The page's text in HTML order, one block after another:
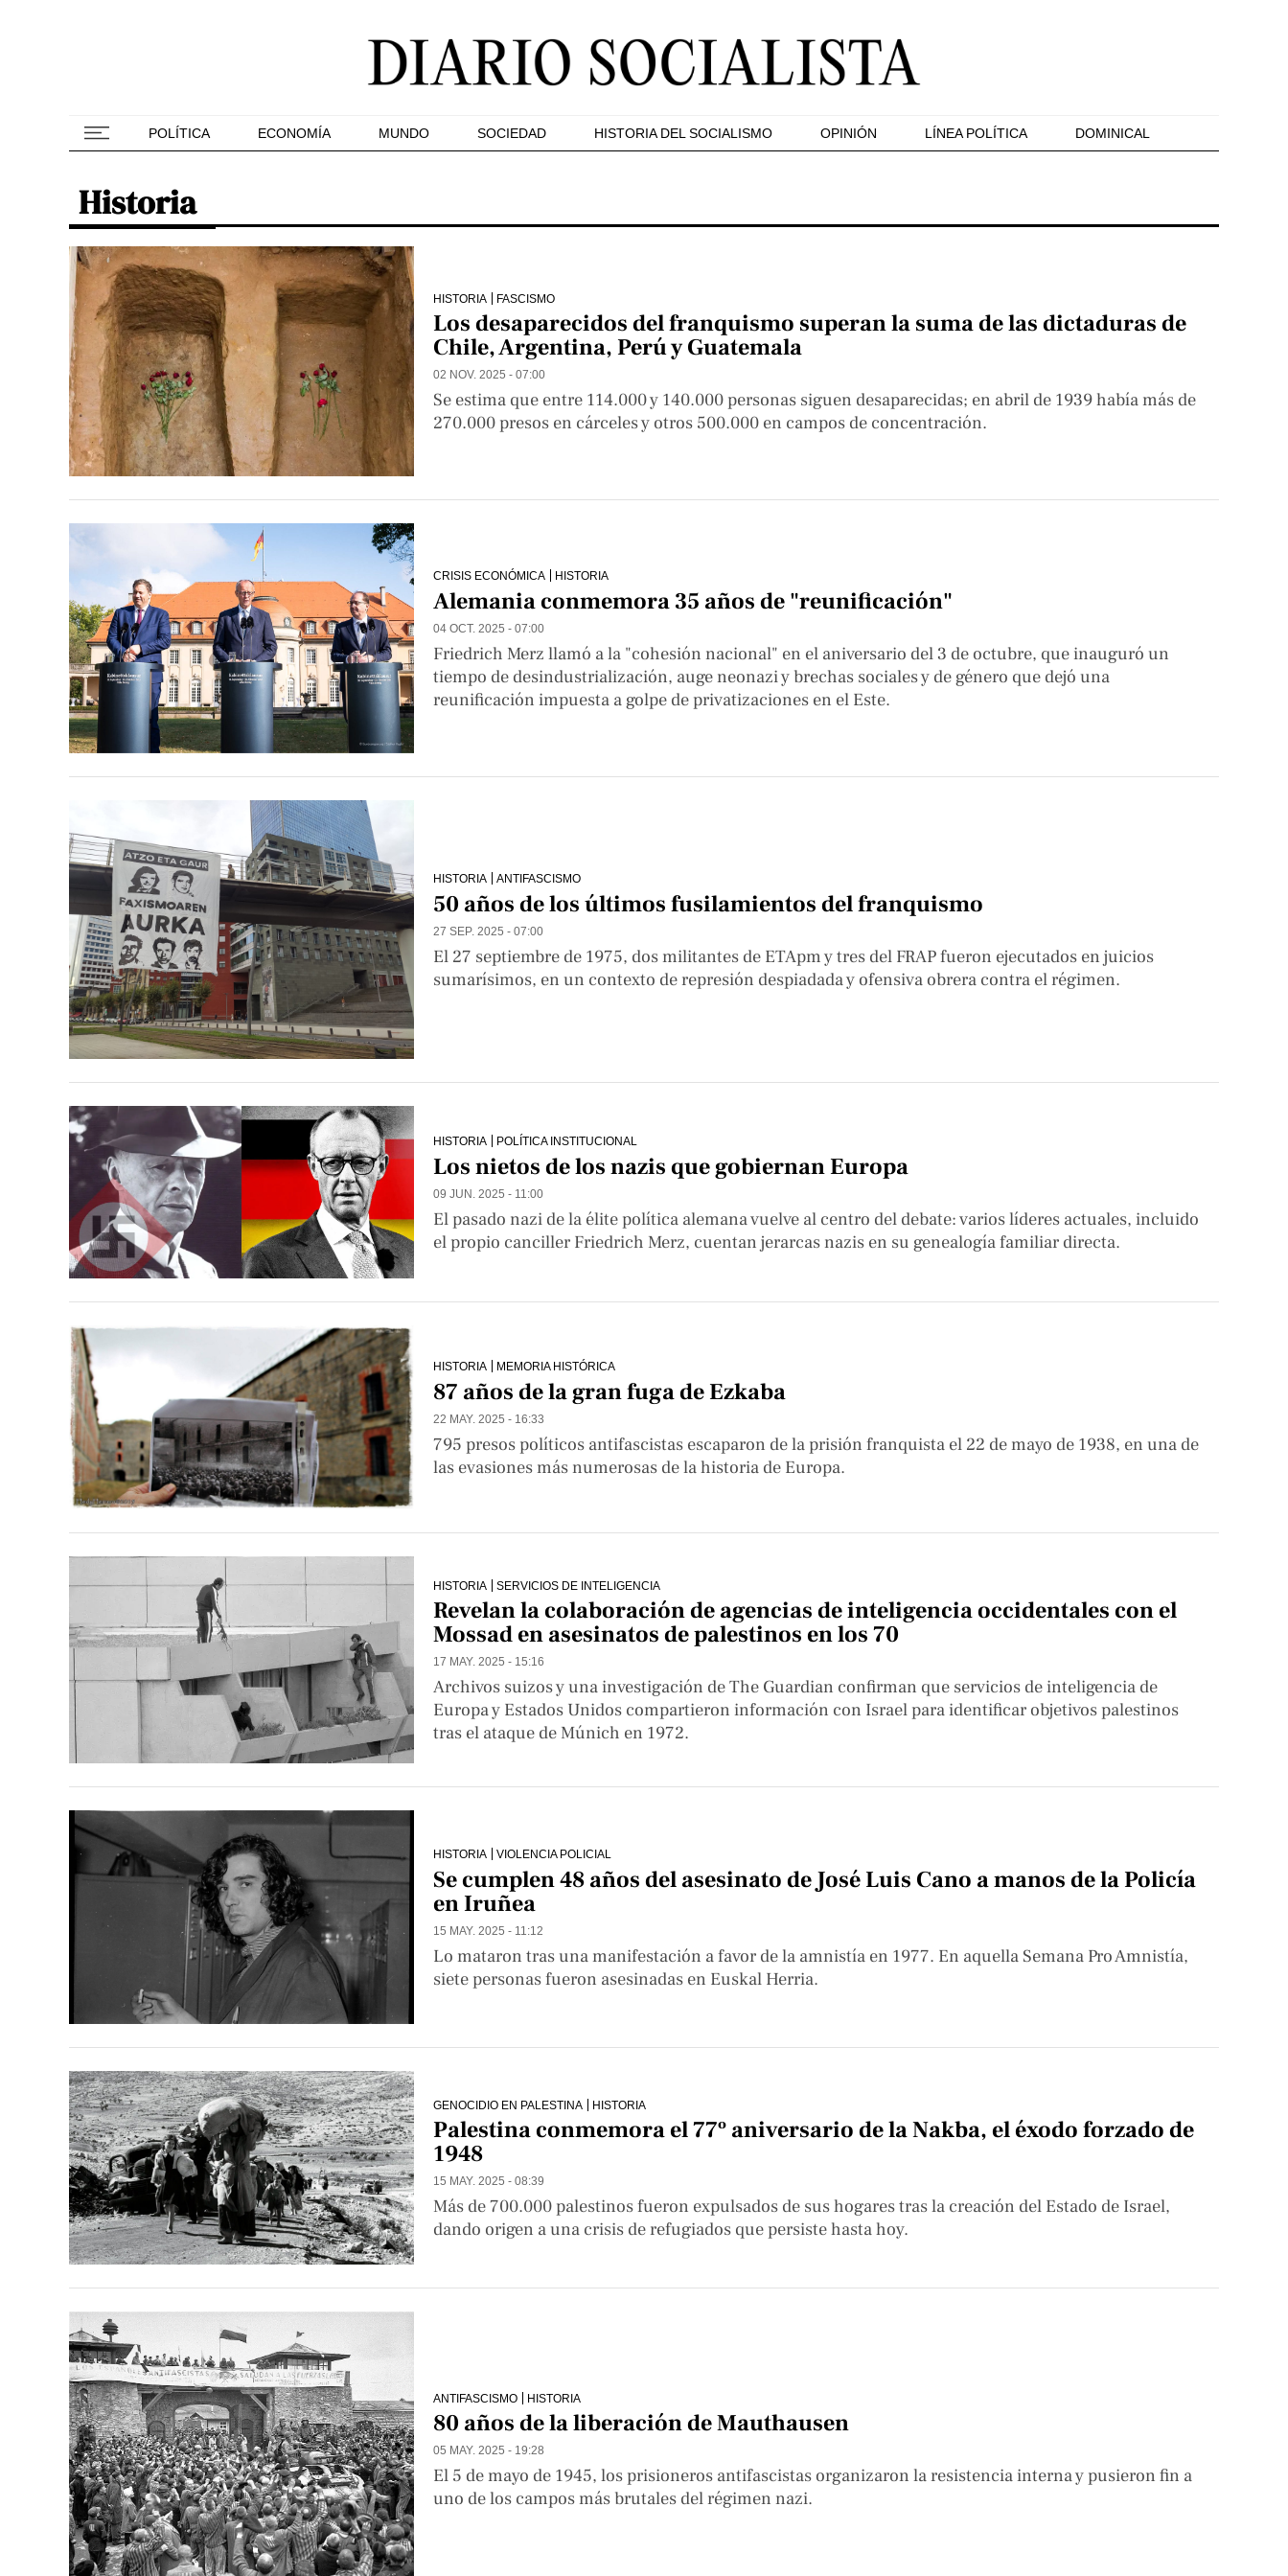
POLÍTICA ECONOMÍA MUNDO SOCIEDAD HISTORIA DEL SOCIALISMO OPINIÓN LÍNEA POLÍTICA DOMINICAL
Historia
HISTORIA FASCISMO
Los desaparecidos del franquismo superan la suma de las dictaduras de
Chile, Argentina, Perú y Guatemala
02 NOV. 2025 - 07:00
Se estima que entre 114.000 y 140.000 personas siguen desaparecidas; en abril de 1939 había más de
270.000 presos en cárceles y otros 500.000 en campos de concentración.
CRISIS ECONÓMICA HISTORIA
Alemania conmemora 35 años de "reunificación"
04 OCT. 2025 - 07:00
Friedrich Merz llamó a la "cohesión nacional" en el aniversario del 3 de octubre, que inauguró un
tiempo de desindustrialización, auge neonazi y brechas sociales y de género que dejó una
reunificación impuesta a golpe de privatizaciones en el Este.
HISTORIA ANTIFASCISMO
50 años de los últimos fusilamientos del franquismo
27 SEP. 2025 - 07:00
El 27 septiembre de 1975, dos militantes de ETApm y tres del FRAP fueron ejecutados en juicios
sumarísimos, en un contexto de represión despiadada y ofensiva obrera contra el régimen.
HISTORIA POLÍTICA INSTITUCIONAL
Los nietos de los nazis que gobiernan Europa
09 JUN. 2025 - 11:00
El pasado nazi de la élite política alemana vuelve al centro del debate: varios líderes actuales, incluido
el propio canciller Friedrich Merz, cuentan jerarcas nazis en su genealogía familiar directa.
HISTORIA MEMORIA HISTÓRICA
87 años de la gran fuga de Ezkaba
22 MAY. 2025 - 16:33
795 presos políticos antifascistas escaparon de la prisión franquista el 22 de mayo de 1938, en una de
las evasiones más numerosas de la historia de Europa.
HISTORIA SERVICIOS DE INTELIGENCIA
Revelan la colaboración de agencias de inteligencia occidentales con el
Mossad en asesinatos de palestinos en los 70
17 MAY. 2025 - 15:16
Archivos suizos y una investigación de The Guardian confirman que servicios de inteligencia de
Europa y Estados Unidos compartieron información con Israel para identificar objetivos palestinos
tras el ataque de Múnich en 1972.
HISTORIA VIOLENCIA POLICIAL
Se cumplen 48 años del asesinato de José Luis Cano a manos de la Policía
en Iruñea
15 MAY. 2025 - 11:12
Lo mataron tras una manifestación a favor de la amnistía en 1977. En aquella Semana Pro Amnistía,
siete personas fueron asesinadas en Euskal Herria.
GENOCIDIO EN PALESTINA HISTORIA
Palestina conmemora el 77º aniversario de la Nakba, el éxodo forzado de
1948
15 MAY. 2025 - 08:39
Más de 700.000 palestinos fueron expulsados de sus hogares tras la creación del Estado de Israel,
dando origen a una crisis de refugiados que persiste hasta hoy.
ANTIFASCISMO HISTORIA
80 años de la liberación de Mauthausen
05 MAY. 2025 - 19:28
El 5 de mayo de 1945, los prisioneros antifascistas organizaron la resistencia interna y pusieron fin a
uno de los campos más brutales del régimen nazi.